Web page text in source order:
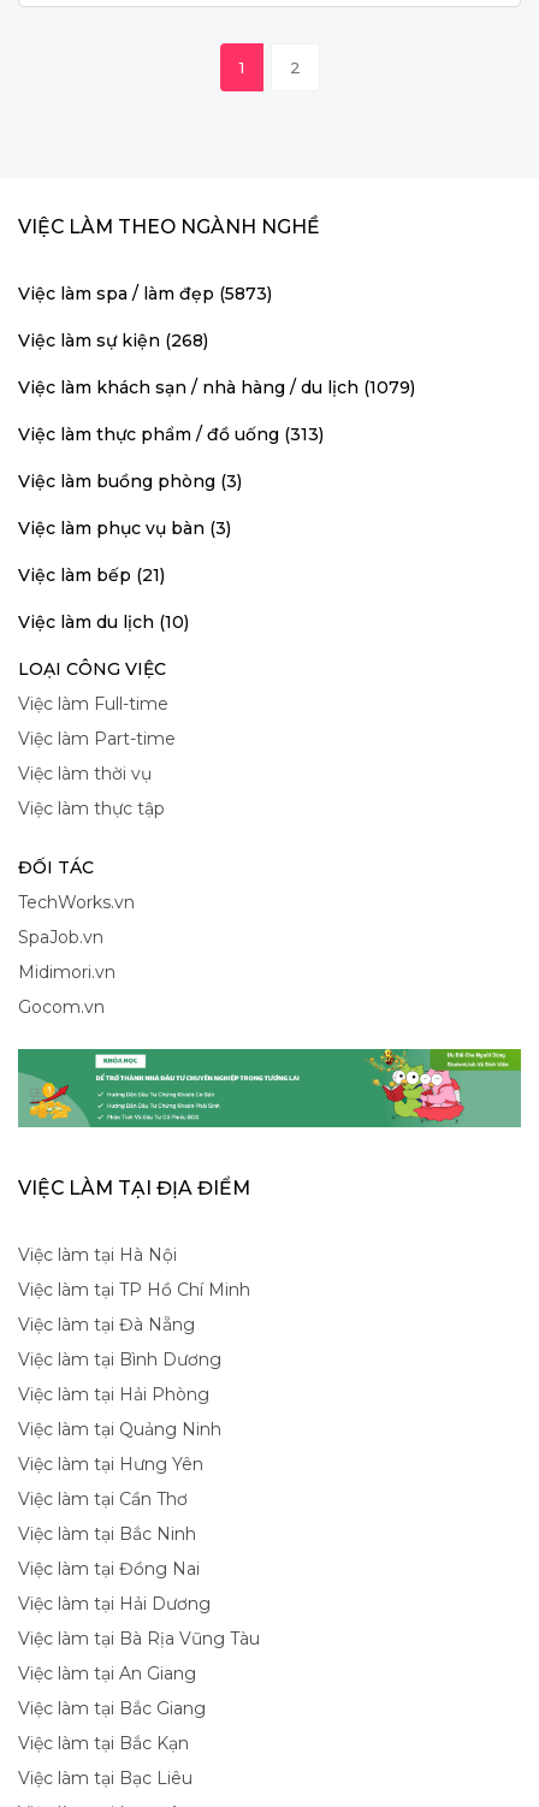
1 2
VIỆC LÀM THEO NGÀNH NGHỀ
Việc làm spa / làm đẹp (5873)
Việc làm sự kiện (268)
Việc làm khách sạn / nhà hàng / du lịch (1079)
Việc làm thực phẩm / đồ uống (313)
Việc làm buồng phòng (3)
Việc làm phục vụ bàn (3)
Việc làm bếp (21)
Việc làm du lịch (10)
LOẠI CÔNG VIỆC
Việc làm Full-time
Việc làm Part-time
Việc làm thời vụ
Việc làm thực tập
ĐỐI TÁC
TechWorks.vn
SpaJob.vn
Midimori.vn
Gocom.vn
VIỆC LÀM TẠI ĐỊA ĐIỂM
Việc làm tại Hà Nội
Việc làm tại TP Hồ Chí Minh
Việc làm tại Đà Nẵng
Việc làm tại Bình Dương
Việc làm tại Hải Phòng
Việc làm tại Quảng Ninh
Việc làm tại Hưng Yên
Việc làm tại Cần Thơ
Việc làm tại Bắc Ninh
Việc làm tại Đồng Nai
Việc làm tại Hải Dương
Việc làm tại Bà Rịa Vũng Tàu
Việc làm tại An Giang
Việc làm tại Bắc Giang
Việc làm tại Bắc Kạn
Việc làm tại Bạc Liêu